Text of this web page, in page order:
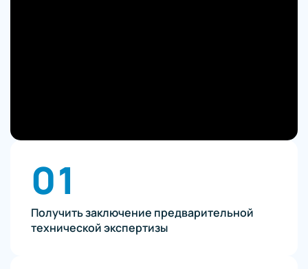
01
Получить заключение предварительной
технической экспертизы